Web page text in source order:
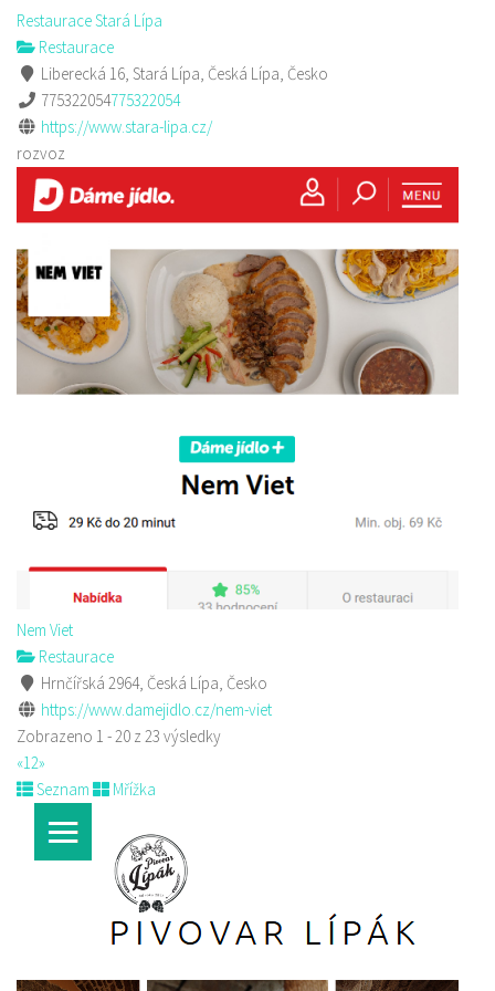
Restaurace Stará Lípa
Restaurace
Liberecká 16, Stará Lípa, Česká Lípa, Česko
775322054775322054
https://www.stara-lipa.cz/
rozvoz
Nem Viet
Restaurace
Hrnčířská 2964, Česká Lípa, Česko
https://www.damejidlo.cz/nem-viet
Zobrazeno 1 - 20 z 23 výsledky
«12»
Seznam
Mřížka